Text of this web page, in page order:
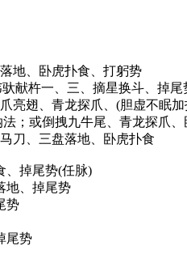
地、卧虎扑食、打躬势
献杵一、三、摘星换斗、掉尾
翅、青龙探爪、(胆虚不眠加
；或倒拽九牛尾、青龙探爪、
刀、三盘落地、卧虎扑食
掉尾势(任脉)
地、掉尾势
势
尾势